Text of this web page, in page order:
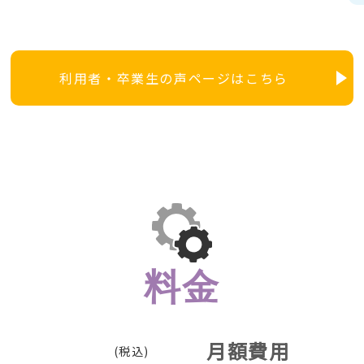
利用者・卒業生の声ページはこちら
料金
(税込) 月額費用